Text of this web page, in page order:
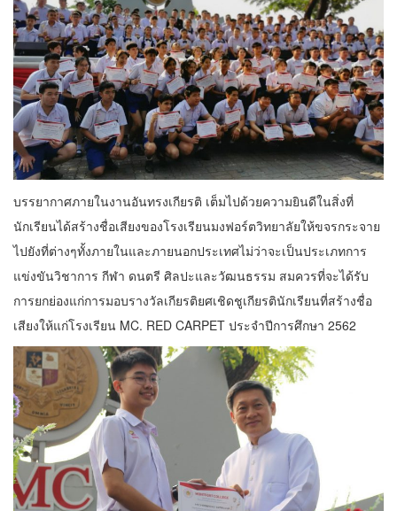
บรรยากาศภายในงานอันทรงเกียรติ เต็มไปด้วยความยินดีในสิ่งที่
นักเรียนได้สร้างชื่อเสียงของโรงเรียนมงฟอร์ตวิทยาลัยให้ขจรกระจาย
ไปยังที่ต่างๆทั้งภายในและภายนอกประเทศไม่ว่าจะเป็นประเภทการ
แข่งขันวิชาการ กีฬา ดนตรี ศิลปะและวัฒนธรรม สมควรที่จะได้รับ
การยกย่องแก่การมอบรางวัลเกียรติยศเชิดชูเกียรตินักเรียนที่สร้างชื่อ
เสียงให้แก่โรงเรียน MC. RED CARPET ประจำปีการศึกษา 2562